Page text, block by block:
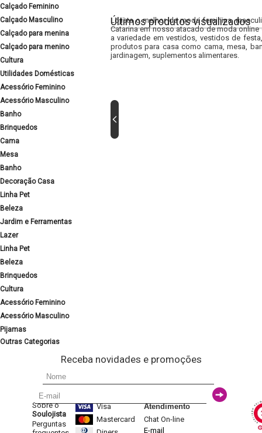
Calçado Feminino
Calçado Masculino
Calçado para menina
Calçado para menino
Cultura
Utilidades Domésticas
Acessório Feminino
Acessório Masculino
Banho
Brinquedos
Cama
Mesa
Banho
Decoração Casa
Linha Pet
Beleza
Jardim e Ferramentas
Lazer
Linha Pet
Beleza
Brinquedos
Cultura
Acessório Feminino
Acessório Masculino
Pijamas
Outras Categorias
Últimos produtos visualizados
Lojista o melhor da moda feminina,
Catarina em nosso atacado de moda
a variedade em vestidos, vestidos de
produtos para casa como cama, mesa,
jardinagem, suplementos alimentares.
Receba novidades e promoções
Sobre o
Soulojista
Perguntas
Visa
Mastercard
Atendimento
Chat On-line
E-mail